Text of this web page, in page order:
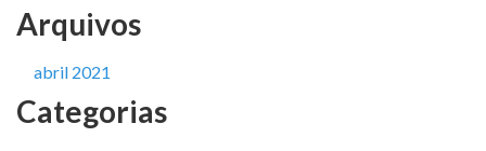
Arquivos
abril 2021
Categorias